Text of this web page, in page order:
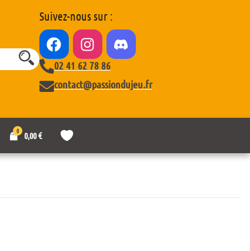
Suivez-nous sur :
02 41 62 78 86
contact@passiondujeu.fr
0 0,00€
s